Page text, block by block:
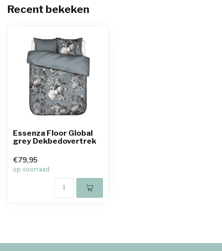
Recent bekeken
Essenza Floor Global
grey Dekbedovertrek
€79,95
op voorraad